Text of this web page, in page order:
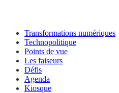
Transformations numériques
Technopolitique
Points de vue
Les faiseurs
Défis
Agenda
Kiosque